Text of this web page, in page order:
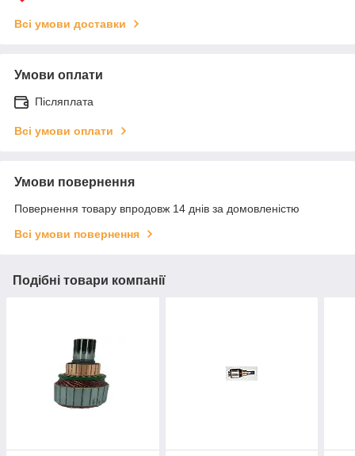
Всі умови доставки
Умови оплати
Післяплата
Всі умови оплати
Умови повернення
Повернення товару впродовж 14 днів за домовленістю
Всі умови повернення
Подібні товари компанії